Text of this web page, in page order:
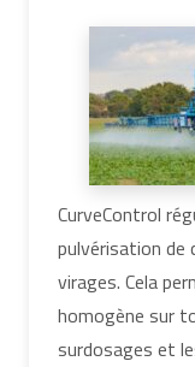
CurveControl
pulvérisation de
virages. Cela
homogène sur
surdosages et